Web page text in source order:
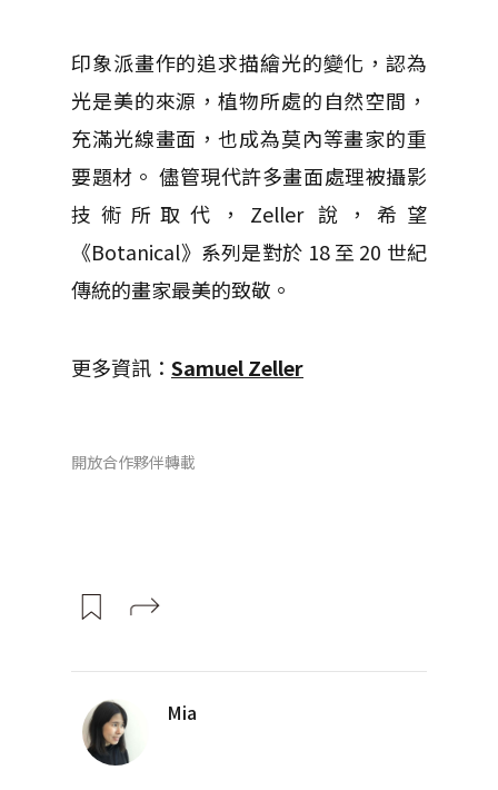
印象派畫作的追求描繪光的變化，認為
光是美的來源，植物所處的自然空間，
充滿光線畫面，也成為莫內等畫家的重
要題材。 儘管現代許多畫面處理被攝影
技術所取代，Zeller 說，希望
《Botanical》系列是對於 18 至 20 世紀
傳統的畫家最美的致敬。
更多資訊： Samuel Zeller
開放合作夥伴轉載
Mia